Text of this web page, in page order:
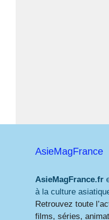
AsieMagFrance
AsieMagFrance.fr
à la culture
Retrouvez toute
films, séries,